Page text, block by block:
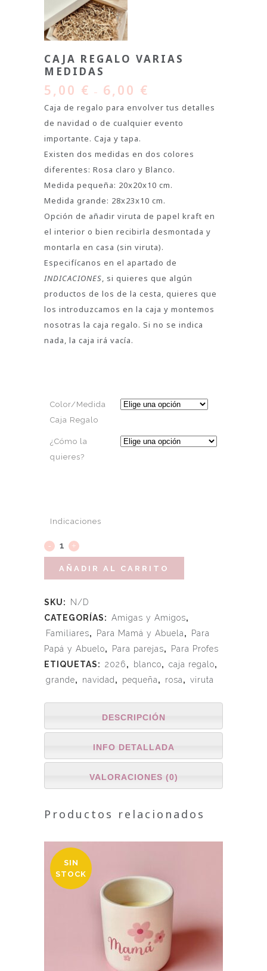
CAJA REGALO VARIAS
MEDIDAS
5,00 € – 6,00 €
Caja de regalo para envolver tus detalles
de navidad o de cualquier evento
importante. Caja y tapa.
Existen dos medidas en dos colores
diferentes: Rosa claro y Blanco.
Medida pequeña: 20x20x10 cm.
Medida grande: 28x23x10 cm.
Opción de añadir viruta de papel kraft en
el interior o bien recibirla desmontada y
montarla en casa (sin viruta).
Especifícanos en el apartado de
INDICACIONES, si quieres que algún
productos de los de la cesta, quieres que
los introduzcamos en la caja y montemos
nosotras la caja regalo. Si no se indica
nada, la caja irá vacía.
Color/Medida
Caja Regalo
¿Cómo la
quieres?
Indicaciones
AÑADIR AL CARRITO
SKU:
N/D
CATEGORÍAS: Amigas y Amigos,
Familiares, Para Mamá y Abuela,
Para
Papá y Abuelo, Para parejas,
Para Profes
ETIQUETAS: 2026, blanco, caja regalo,
grande, navidad, pequeña, rosa, viruta
DESCRIPCIÓN
INFO DETALLADA
VALORACIONES (0)
Productos relacionados
SIN
STOCK